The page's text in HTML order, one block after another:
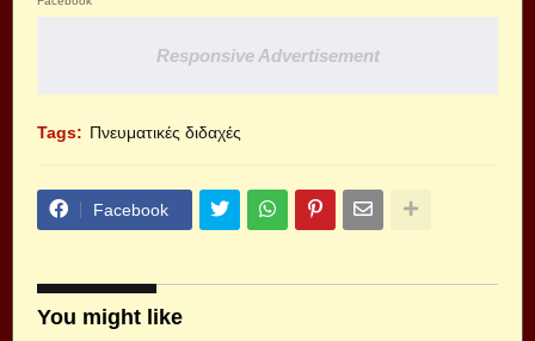
Responsive Advertisement
Tags: Πνευματικές διδαχές
Facebook
You might like